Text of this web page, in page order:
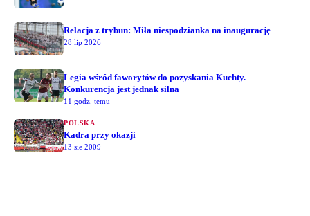
Relacja z trybun: Miła niespodzianka na inaugurację
28 lip 2026
Legia wśród faworytów do pozyskania Kuchty.
Konkurencja jest jednak silna
11 godz. temu
POLSKA
Kadra przy okazji
13 sie 2009